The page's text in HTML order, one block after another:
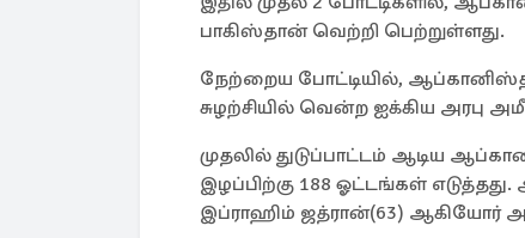
பாகிஸ்தான் வெற்றி பெற்றுள்ளது.
நேற்றைய போட்டியில்,
சுழற்சியில் வென்ற ஐக்கிய அரபு
முதலில் துடுப்பாட்டம் ஆடிய
இழப்பிற்கு 188 ஓட்டங்கள்
இப்ராஹிம் ஜத்ரான்(63) ஆகியோர்